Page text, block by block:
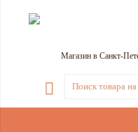
Магазин в Санкт-